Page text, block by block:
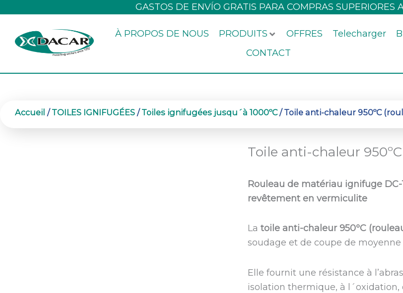
contenu
GASTOS DE ENVÍO GRATIS PARA COMPRAS SUPERIORES
À PROPOS DE NOUS PRODUITS OFFRES Telecharger
CONTACT
Accueil /TOILES IGNIFUGÉES /Toiles ignifugées jusqu´à 1000ºC/ Toile anti-chaleur 950ºC
Toile anti-chaleur
Rouleau de matériau ignifuge
revêtement en vermiculite
La toile anti-chaleur 950ºC
soudage et de coupe de
Elle fournit une résistance à
isolation thermique, à l´oxidation,